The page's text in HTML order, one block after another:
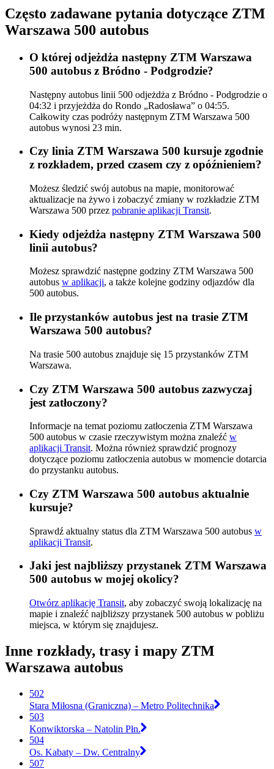
Często zadawane pytania dotyczące ZTM
Warszawa 500 autobus
O której odjeżdża następny ZTM Warszawa
500 autobus z Bródno - Podgrodzie?
Następny autobus linii 500 odjeżdża z Bródno - Podgrodzie o
04:32 i przyjeżdża do Rondo „Radosława” o 04:55.
Całkowity czas podróży następnym ZTM Warszawa 500
autobus wynosi 23 min.
Czy linia ZTM Warszawa 500 kursuje zgodnie
z rozkładem, przed czasem czy z opóźnieniem?
Możesz śledzić swój autobus na mapie, monitorować
aktualizacje na żywo i zobaczyć zmiany w rozkładzie ZTM
Warszawa 500 przez pobranie aplikacji Transit.
Kiedy odjeżdża następny ZTM Warszawa 500
linii autobus?
Możesz sprawdzić następne godziny ZTM Warszawa 500
autobus w aplikacji, a także kolejne godziny odjazdów dla
500 autobus.
Ile przystanków autobus jest na trasie ZTM
Warszawa 500 autobus?
Na trasie 500 autobus znajduje się 15 przystanków ZTM
Warszawa.
Czy ZTM Warszawa 500 autobus zazwyczaj
jest zatłoczony?
Informacje na temat poziomu zatłoczenia ZTM Warszawa
500 autobus w czasie rzeczywistym można znaleźć w
aplikacji Transit. Można również sprawdzić prognozy
dotyczące poziomu zatłoczenia autobus w momencie dotarcia
do przystanku autobus.
Czy ZTM Warszawa 500 autobus aktualnie
kursuje?
Sprawdź aktualny status dla ZTM Warszawa 500 autobus w
aplikacji Transit.
Jaki jest najbliższy przystanek ZTM Warszawa
500 autobus w mojej okolicy?
Otwórz aplikację Transit, aby zobaczyć swoją lokalizację na
mapie i znaleźć najbliższy przystanek 500 autobus w pobliżu
miejsca, w którym się znajdujesz.
Inne rozkłady, trasy i mapy ZTM
Warszawa autobus
502
Stara Miłosna (Graniczna) – Metro Politechnika
503
Konwiktorska – Natolin Płn.
504
Os. Kabaty – Dw. Centralny
507